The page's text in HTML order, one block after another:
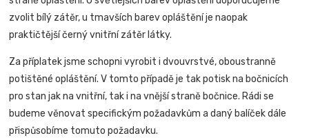
zvolit bílý zátěr, u tmavších barev opláštění je naopak
praktičtější černý vnitřní zátěr látky.
Za příplatek jsme schopni vyrobit i dvouvrstvé, oboustranně
potištěné opláštění. V tomto případě je tak potisk na bočnicích
pro stan jak na vnitřní, tak i na vnější straně bočnice.Rádi se
budeme věnovat specifickým požadavkům a daný balíček dále
přispůsobíme tomuto požadavku.